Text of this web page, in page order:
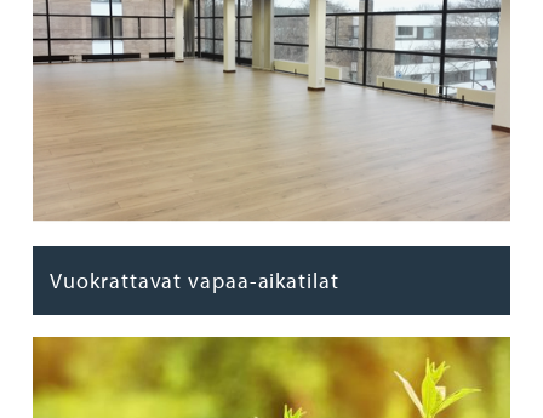
Vuokrattavat vapaa-aikatilat